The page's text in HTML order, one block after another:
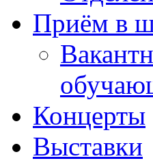
Приём в
Концерты
Выставки